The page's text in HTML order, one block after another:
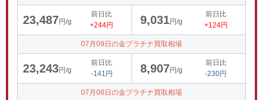
23,487円/g
前日比
+244円
9,031円/g
前日比
+124円
07月09日の金プラチナ買取相場
23,243円/g
前日比
-141円
8,907円/g
前日比
-230円
07月08日の金プラチナ買取相場